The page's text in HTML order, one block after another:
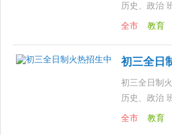
历史、政治
全市 教育
初三全日
初三全日制
历史、政治
全市 教育